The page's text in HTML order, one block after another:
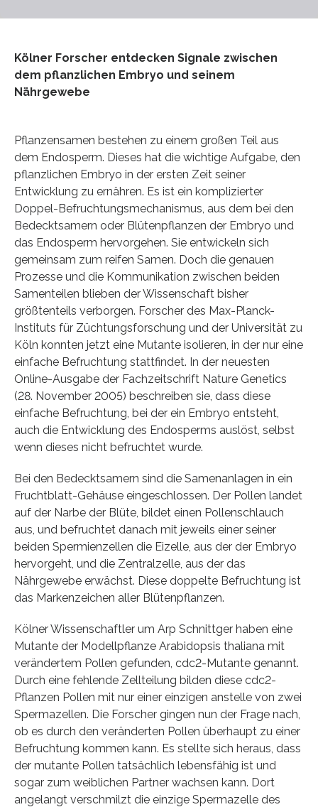
Kölner Forscher entdecken Signale zwischen
dem pflanzlichen Embryo und seinem
Nährgewebe
Pflanzensamen bestehen zu einem großen Teil aus
dem Endosperm. Dieses hat die wichtige Aufgabe, den
pflanzlichen Embryo in der ersten Zeit seiner
Entwicklung zu ernähren. Es ist ein komplizierter
Doppel-Befruchtungsmechanismus, aus dem bei den
Bedecktsamern oder Blütenpflanzen der Embryo und
das Endosperm hervorgehen. Sie entwickeln sich
gemeinsam zum reifen Samen. Doch die genauen
Prozesse und die Kommunikation zwischen beiden
Samenteilen blieben der Wissenschaft bisher
größtenteils verborgen. Forscher des Max-Planck-
Instituts für Züchtungsforschung und der Universität zu
Köln konnten jetzt eine Mutante isolieren, in der nur eine
einfache Befruchtung stattfindet. In der neuesten
Online-Ausgabe der Fachzeitschrift Nature Genetics
(28. November 2005) beschreiben sie, dass diese
einfache Befruchtung, bei der ein Embryo entsteht,
auch die Entwicklung des Endosperms auslöst, selbst
wenn dieses nicht befruchtet wurde.
Bei den Bedecktsamern sind die Samenanlagen in ein
Fruchtblatt-Gehäuse eingeschlossen. Der Pollen landet
auf der Narbe der Blüte, bildet einen Pollenschlauch
aus, und befruchtet danach mit jeweils einer seiner
beiden Spermienzellen die Eizelle, aus der der Embryo
hervorgeht, und die Zentralzelle, aus der das
Nährgewebe erwächst. Diese doppelte Befruchtung ist
das Markenzeichen aller Blütenpflanzen.
Kölner Wissenschaftler um Arp Schnittger haben eine
Mutante der Modellpflanze Arabidopsis thaliana mit
verändertem Pollen gefunden, cdc2-Mutante genannt.
Durch eine fehlende Zellteilung bilden diese cdc2-
Pflanzen Pollen mit nur einer einzigen anstelle von zwei
Spermazellen. Die Forscher gingen nun der Frage nach,
ob es durch den veränderten Pollen überhaupt zu einer
Befruchtung kommen kann. Es stellte sich heraus, dass
der mutante Pollen tatsächlich lebensfähig ist und
sogar zum weiblichen Partner wachsen kann. Dort
angelangt verschmilzt die einzige Spermazelle des